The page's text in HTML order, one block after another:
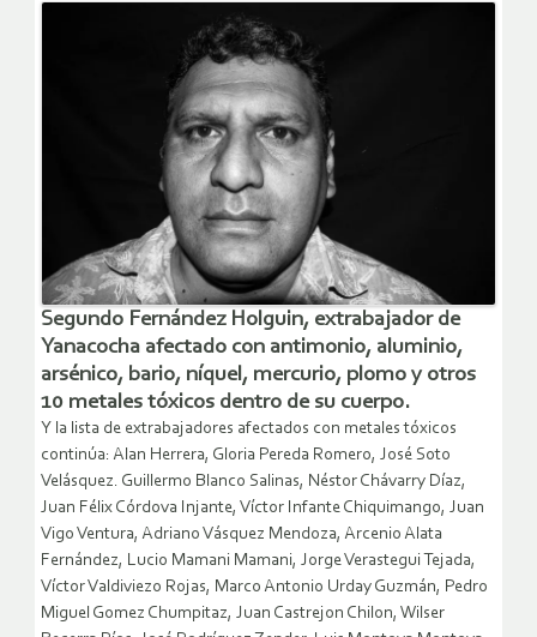
Segundo Fernández Holguin, extrabajador de
Yanacocha afectado con antimonio, aluminio,
arsénico, bario, níquel, mercurio, plomo y otros
10 metales tóxicos dentro de su cuerpo.
Y la lista de extrabajadores afectados con metales tóxicos
continúa: Alan Herrera, Gloria Pereda Romero, José Soto
Velásquez. Guillermo Blanco Salinas, Néstor Chávarry Díaz,
Juan Félix Córdova Injante, Víctor Infante Chiquimango, Juan
Vigo Ventura, Adriano Vásquez Mendoza, Arcenio Alata
Fernández, Lucio Mamani Mamani, Jorge Verastegui Tejada,
Víctor Valdiviezo Rojas, Marco Antonio Urday Guzmán, Pedro
Miguel Gomez Chumpitaz, Juan Castrejon Chilon, Wilser